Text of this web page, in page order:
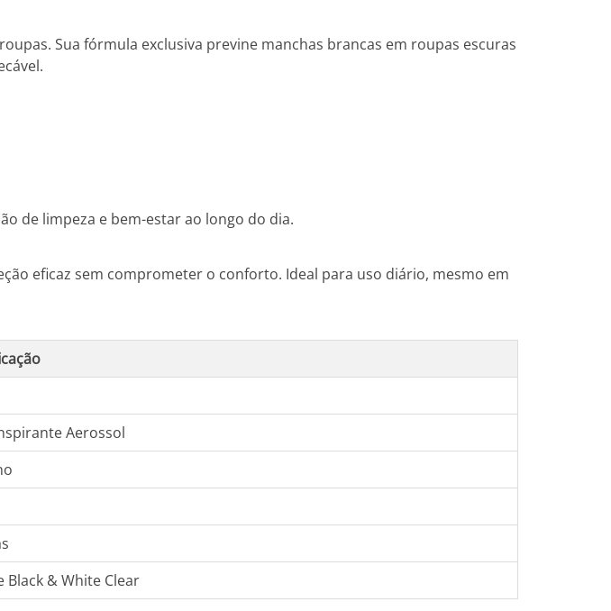
Sua fórmula exclusiva previne manchas brancas em roupas escuras
de limpeza e bem-estar ao longo do dia.
eficaz sem comprometer o conforto. Ideal para uso diário, mesmo em
Aerossol
Black & White Clear